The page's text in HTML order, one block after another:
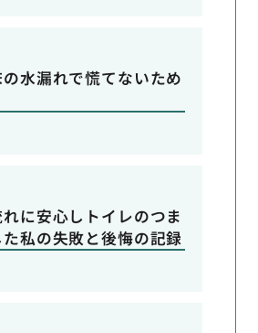
の水漏れで慌てないため
に安心しトイレのつま
私の失敗と後悔の記録